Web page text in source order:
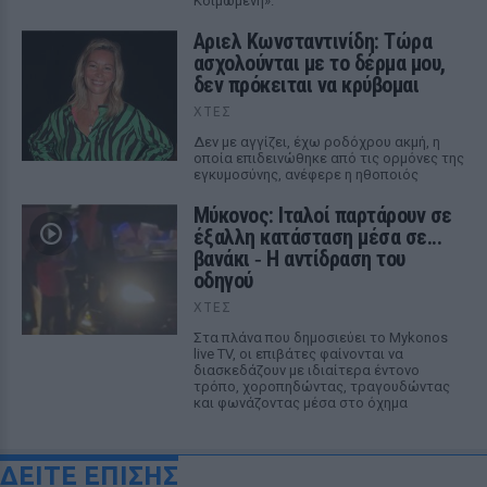
Αριελ Κωνσταντινίδη: Τώρα
ασχολούνται με το δέρμα μου,
δεν πρόκειται να κρύβομαι
ΧΤΕΣ
Δεν με αγγίζει, έχω ροδόχρου ακμή, η
οποία επιδεινώθηκε από τις ορμόνες της
εγκυμοσύνης, ανέφερε η ηθοποιός
Μύκονος: Ιταλοί παρτάρουν σε
έξαλλη κατάσταση μέσα σε...
βανάκι ‑ Η αντίδραση του
οδηγού
ΧΤΕΣ
Στα πλάνα που δημοσιεύει το Mykonos
live TV, οι επιβάτες φαίνονται να
διασκεδάζουν με ιδιαίτερα έντονο
τρόπο, χοροπηδώντας, τραγουδώντας
και φωνάζοντας μέσα στο όχημα
ΔΕΙΤΕ ΕΠΙΣΗΣ